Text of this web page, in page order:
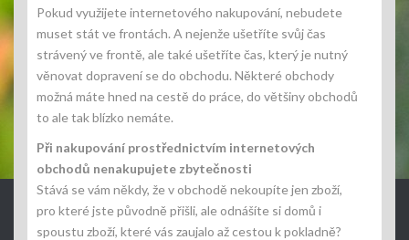
Pokud využijete internetového nakupování, nebudete
muset stát ve frontách. A nejenže ušetříte svůj čas
strávený ve frontě, ale také ušetříte čas, který je nutný
věnovat dopravení se do obchodu. Některé obchody
možná máte hned na cestě do práce, do většiny obchodů
to ale tak blízko nemáte.
Při nakupování prostřednictvím internetových
obchodů nenakupujete zbytečnosti
Stává se vám někdy, že v obchodě nekoupíte jen zboží,
pro které jste původně přišli, ale odnášíte si domů i
spoustu zboží, které vás zaujalo až cestou k pokladně?